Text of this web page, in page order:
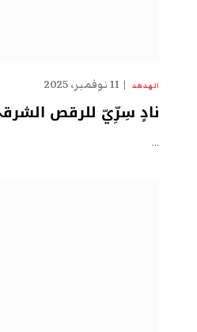
الهدهد 11 نوفمبر، 2025
نادٍ سِرِّيّ للرقص
…